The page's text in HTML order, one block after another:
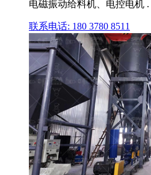
电磁振动给料机、电控电机 .
联系电话: 180 3780 8511